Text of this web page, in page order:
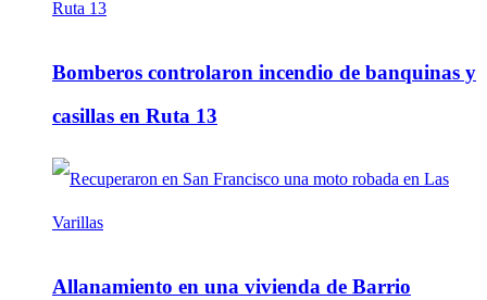
Bomberos controlaron incendio de banquinas y
casillas en Ruta 13
Allanamiento en una vivienda de Barrio